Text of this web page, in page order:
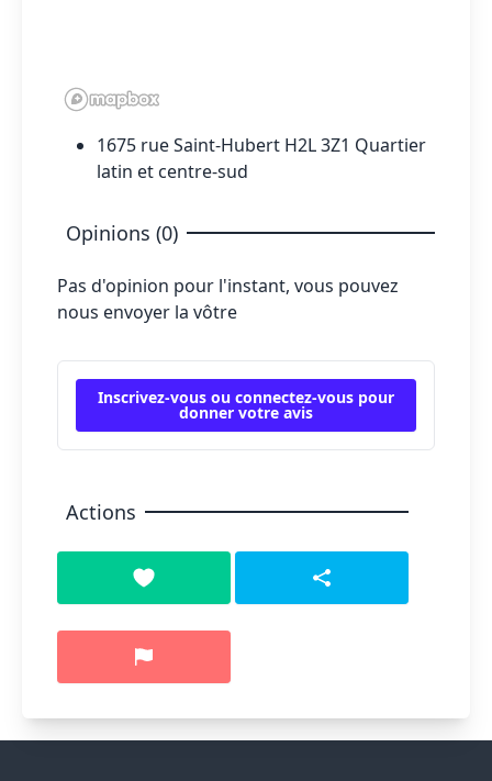
1675 rue Saint-Hubert H2L 3Z1 Quartier
latin et centre-sud
Opinions (0)
Pas d'opinion pour l'instant, vous pouvez
nous envoyer la vôtre
Inscrivez-vous ou connectez-vous pour
donner votre avis
Actions